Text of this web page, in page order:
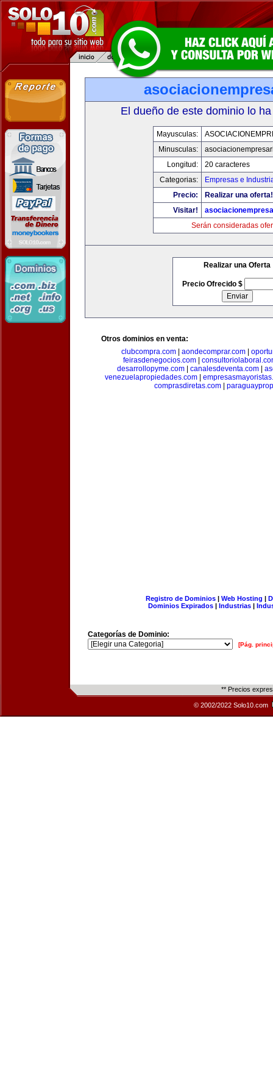
El dueño de este dominio lo
Mayusculas:
Minusculas:
Longitud:
20 caracteres
Categorias:
Empresas e
Precio:
Realizar una oferta!
Visitar!
Serán consideradas
Realizar una Oferta
Precio Ofrecido $
Otros dominios en venta:
clubcompra.com
aondecomprar.com
feirasdenegocios.com|
desarrollopyme.com| canalesdeventa.com|
venezuelapropiedades.com|
comprasdiretas.com
Registro de Dominios| Web Hosting |
Dominios Expirados | Industrias |
Categorías de Dominio:
[Pág.
** Precios
© 2002/2022 Solo10.com